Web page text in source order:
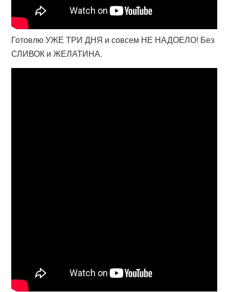
Готовлю УЖЕ ТРИ ДНЯ и совсем НЕ НАДОЕЛО! Без
СЛИВОК и ЖЕЛАТИНА.